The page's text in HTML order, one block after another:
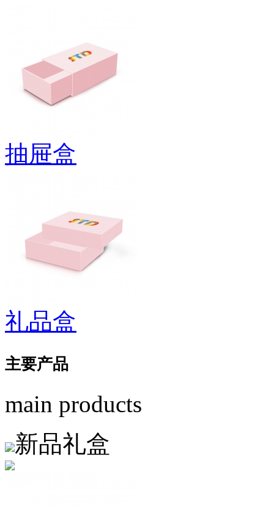
抽屉盒
礼品盒
主要产品
main products
新品礼盒